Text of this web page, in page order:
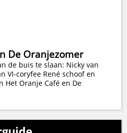
De Oranjezomer
de buis te slaan: Nicky van
VI-coryfee René schoof en
Het Oranje Café en De